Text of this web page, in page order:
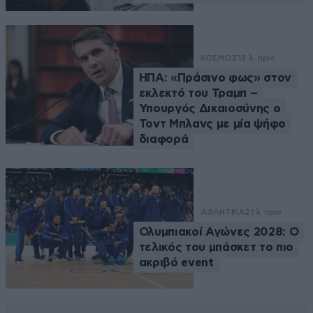
ΚΟΣΜΟΣ 13 λ. πριν
ΗΠΑ: «Πράσινο φως» στον
εκλεκτό του Τραμπ –
Υπουργός Δικαιοσύνης ο
Τοντ Μπλανς με μία ψήφο
διαφορά
ΑΘΛΗΤΙΚΑ21 λ. πριν
Ολυμπιακοί Αγώνες 2028: Ο
τελικός του μπάσκετ το πιο
ακριβό event